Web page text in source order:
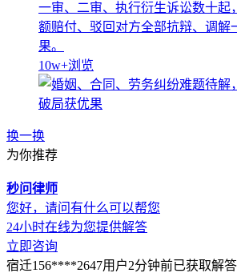
一审、二审、执行衍生诉讼数十起
额赔付、驳回对方全部抗辩、调解
果。
10w+浏览
换一换
为你推荐
秒问律师
您好，请问有什么可以帮您
24小时在线为您提供解答
立即咨询
宿迁156****2647用户2分钟前已获取解答